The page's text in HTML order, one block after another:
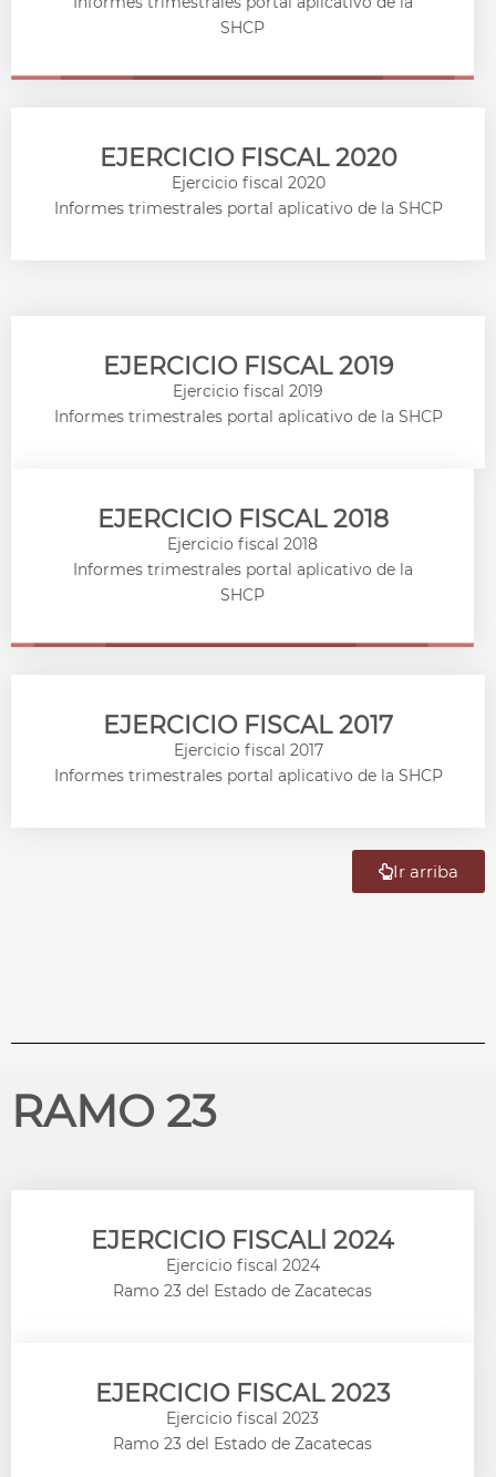
SHCP
EJERCICIO FISCAL 2020
Ejercicio fiscal 2020
Informes trimestrales portal aplicativo de la SHCP
EJERCICIO FISCAL 2019
Ejercicio fiscal 2019
Informes trimestrales portal aplicativo de la SHCP
EJERCICIO FISCAL 2018
Ejercicio fiscal 2018
Informes trimestrales portal aplicativo de la
SHCP
EJERCICIO FISCAL 2017
Ejercicio fiscal 2017
Informes trimestrales portal aplicativo de la SHCP
Ir arriba
RAMO 23
EJERCICIO FISCALl 2024
Ejercicio fiscal 2024
Ramo 23 del Estado de Zacatecas
EJERCICIO FISCAL 2023
Ejercicio fiscal 2023
Ramo 23 del Estado de Zacatecas